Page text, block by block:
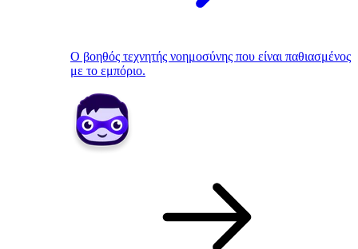
Ο βοηθός τεχνητής νοημοσύνης που είναι παθιασμένος
με το εμπόριο.